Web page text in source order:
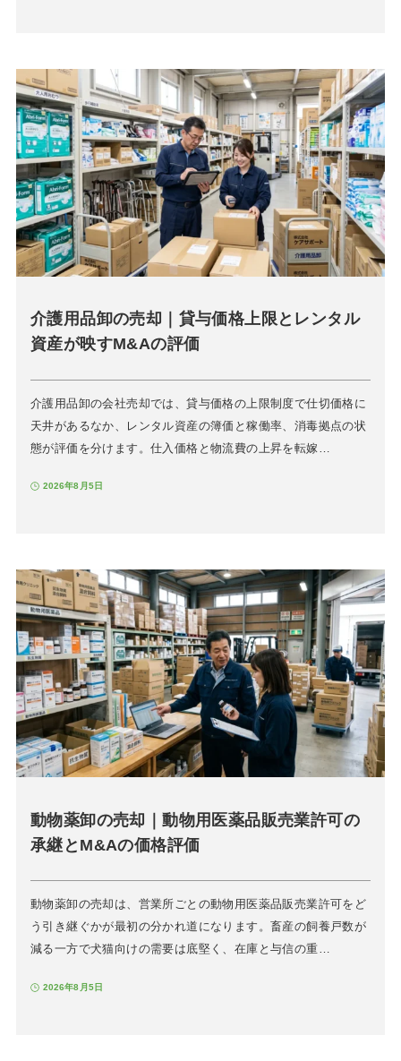
介護用品卸の売却｜貸与価格上限とレンタル
資産が映すM&Aの評価
介護用品卸の会社売却では、貸与価格の上限制度で仕切価格に
天井があるなか、レンタル資産の簿価と稼働率、消毒拠点の状
態が評価を分けます。仕入価格と物流費の上昇を転嫁…
2026年8月5日
動物薬卸の売却｜動物用医薬品販売業許可の
承継とM&Aの価格評価
動物薬卸の売却は、営業所ごとの動物用医薬品販売業許可をど
う引き継ぐかが最初の分かれ道になります。畜産の飼養戸数が
減る一方で犬猫向けの需要は底堅く、在庫と与信の重…
2026年8月5日